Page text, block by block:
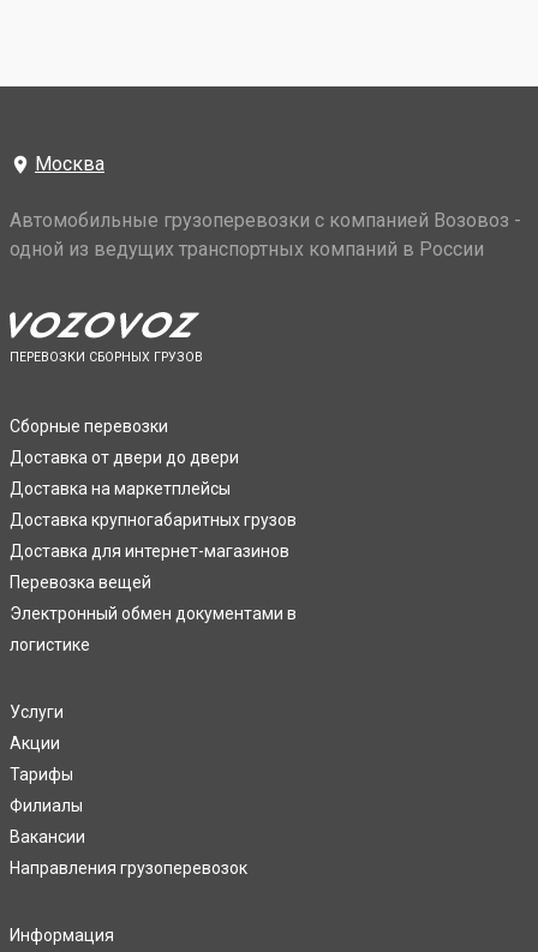
Москва
Автомобильные грузоперевозки с компанией Возовоз -
одной из ведущих транспортных компаний в России
ПЕРЕВОЗКИ СБОРНЫХ ГРУЗОВ
Сборные перевозки
Доставка от двери до двери
Доставка на маркетплейсы
Доставка крупногабаритных грузов
Доставка для интернет-магазинов
Перевозка вещей
Электронный обмен документами в
логистике
Услуги
Акции
Тарифы
Филиалы
Вакансии
Направления грузоперевозок
Информация